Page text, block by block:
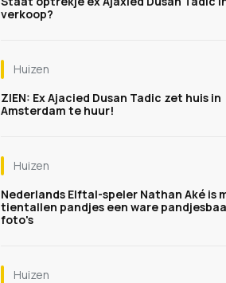
verkoop?
Huizen
ZIEN: Ex Ajacied Dusan Tadic zet huis in
Amsterdam te huur!
Huizen
Nederlands Elftal-speler Nathan Aké is
tientallen pandjes een ware
foto's
Huizen